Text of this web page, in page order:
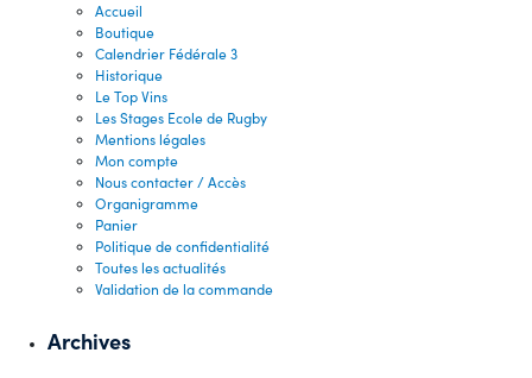
Accueil
Boutique
Calendrier Fédérale 3
Historique
Le Top Vins
Les Stages Ecole de Rugby
Mentions légales
Mon compte
Nous contacter / Accès
Organigramme
Panier
Politique de confidentialité
Toutes les actualités
Validation de la commande
Archives